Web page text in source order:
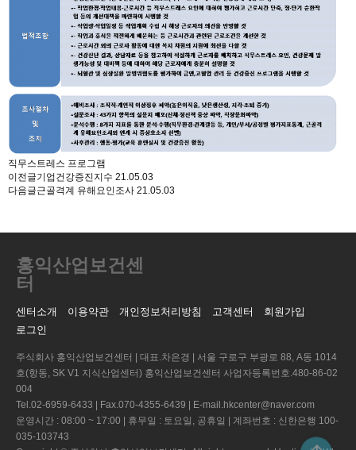
직무스트레스 프로그램
이전글기업건강증진지수 21.05.03
다음글근골격계 유해요인조사 21.05.03
홍익산업보건센
터
센터소개 이용약관 개인정보처리방침 고객센터
회원가입
로그인
주식회사 홍익산업보건센터 | 대표.차은경 | 서울 구로구 부광로 88, A동 1014
호(항동, SK V1 지식산업센터) 홍익산업보건센터 사업자등록번호.480-86-02
004
Tel.02-6959-6433 | Fax.070-4355-6439 | E-mail.hkcenter@naver.com
운영시간 : 08:00 ~ 17:00 | 휴무일 : 토요일, 공휴일 | 계좌번호 : 신한은행 100-
035-103743